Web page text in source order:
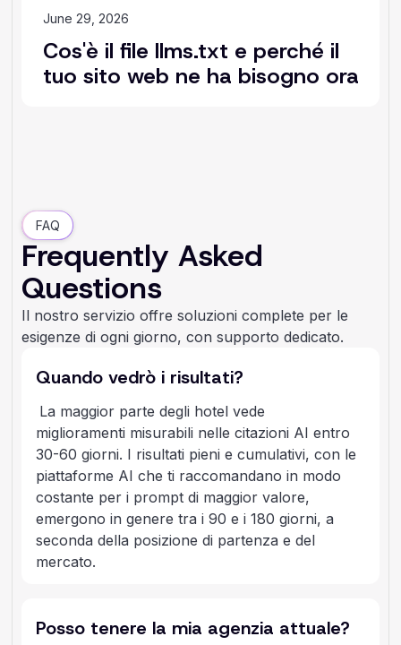
June 29, 2026
Cos'è il file llms.txt e perché il
tuo sito web ne ha bisogno ora
FAQ
Frequently Asked
Questions
Il nostro servizio offre soluzioni complete per le
esigenze di ogni giorno, con supporto dedicato.
Quando vedrò i risultati?
La maggior parte degli hotel vede
miglioramenti misurabili nelle citazioni AI entro
30-60 giorni. I risultati pieni e cumulativi, con le
piattaforme AI che ti raccomandano in modo
costante per i prompt di maggior valore,
emergono in genere tra i 90 e i 180 giorni, a
seconda della posizione di partenza e del
mercato.
Posso tenere la mia agenzia attuale?